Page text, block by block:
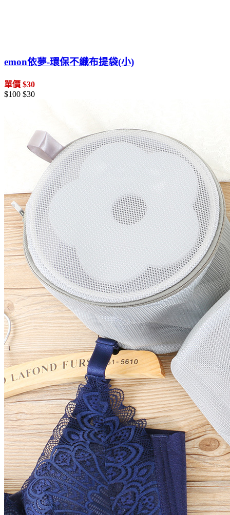
emon依夢-環保不織布提袋(小)
單價 $30
$100 $30